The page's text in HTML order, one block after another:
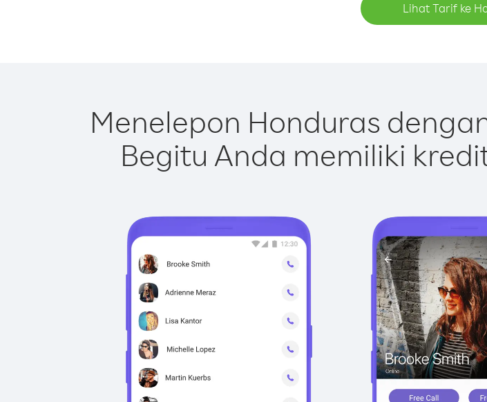
Lihat Tarif ke
Menelepon Honduras
Begitu Anda memiliki